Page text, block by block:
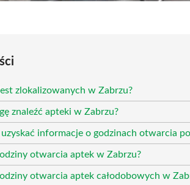
zlokalizowanych w Zabrzu?
znaleźć apteki w Zabrzu?
uzyskać informacje o godzinach otwarcia
otwarcia aptek w Zabrzu?
otwarcia aptek całodobowych w